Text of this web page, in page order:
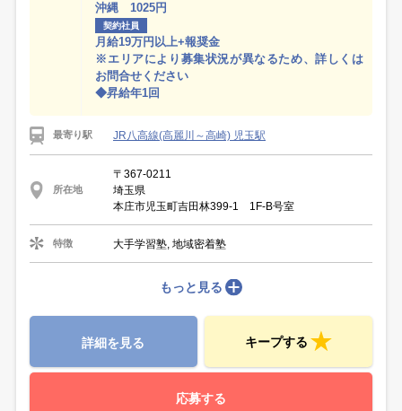
沖縄 1025円
契約社員
月給19万円以上+報奨金
※エリアにより募集状況が異なるため、詳しくは
お問合せください
◆昇給年1回
最寄り駅 JR八高線(高麗川～高崎) 児玉駅
所在地
〒367-0211
埼玉県
本庄市児玉町吉田林399-1 1F-B号室
特徴 大手学習塾, 地域密着塾
もっと見る
詳細を見る キープする
応募する